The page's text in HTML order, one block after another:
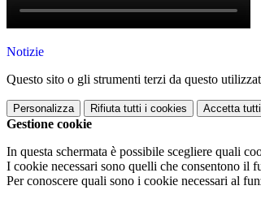
Notizie
Questo sito o gli strumenti terzi da questo
Personalizza Rifiuta tutti i cookies Accetta tutti
Gestione cookie
In questa schermata è possibile scegliere quali
I cookie necessari sono quelli che consentono il
Per conoscere quali sono i cookie necessari al